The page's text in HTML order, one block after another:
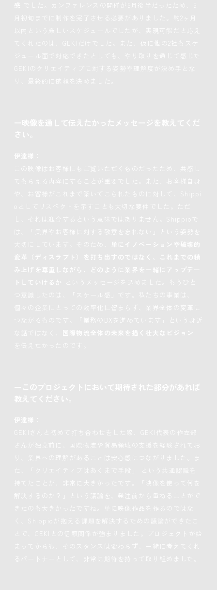
感
でした。カンファレンスの開催が5月後半だったため、5
月初旬までに制作を完了させる必要がありました。約2ヶ月
以内という厳しいスケジュールでしたが、実現可能だと応え
てくれたのは、GEKIだけでした。また、仮に他の2社もスケ
ジュール面で対応できたとしても、やり取りを通じて感じた
GEKIのクリエイティブに対する姿勢や理解度が決め手とな
り、最終的に依頼を決めました。
ー映像を通して伝えたかったメッセージを教えてくだ
さい。
伊達様：
この映像はお客様にもご覧いただくものだったため、共感し
てもらえる内容にすることが重要でした。また、お客様自身
や、お客様がこれまで築いてこられたものに対して、Shippi
oとしてリスペクトを示すことも大切な要件でした。ただ
し、それは迎合するという意味ではありません。Shippioで
は、「業界やお客様に対する敬意を忘れない」という姿勢を
大切にしています。そのため、 単にイノベーションや破壊的
変革（ディスラプト）を打ち出すのではなく、これまでの積
み上げを尊重しながら、どのように業界を一緒にアップデー
トしていけるか
というメッセージを込めました。もうひと
つ意識したのは、「スケール感」です。私たちの事業は、
個々の企業にとっての効率化に留まらず、業界全体の変革に
つながるものです。「業務のDXを進めています」という身近
な話ではなく、 国際物流全体の未来を描く壮大なビジョン
を伝えたかったのです。
ーこのプロジェクトにおいて期待された部分があれば
教えてください。
伊達様：
GEKIさんと初めて打ち合わせをした際、GEKI代表の作左部
さんが独立前に、国際物流や貿易領域の支援を経験されてお
り、業界への理解があることは安心感につながりました。ま
た、「クリエイティブはあくまで手段」 という共通認識を
持てたことが、非常に大きかったです。「映像を使って何を
解決するのか？」という議論を、発注前から重ねることがで
きたのも大きかったですね。単に映像作品を作るのではな
く、Shippioが抱える課題を解決するための議論ができたこ
とで、GEKIとの信頼関係が強まりました。プロジェクトが始
まってからも、そのスタンスは変わらず、一緒に考えてくれ
るパートナーとして、非常に期待を持って取り組めました。